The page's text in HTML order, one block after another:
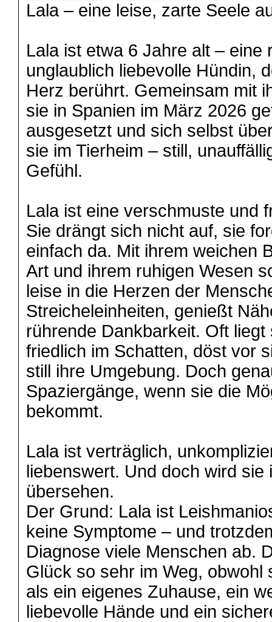
Lala – eine leise, zarte Seele
Lala ist etwa 6 Jahre alt – eine
unglaublich liebevolle Hündin,
Herz berührt. Gemeinsam mit
sie in Spanien im März 2026
ausgesetzt und sich selbst
sie im Tierheim – still,
Gefühl.
Lala ist eine verschmuste und
Sie drängt sich nicht auf, sie
einfach da. Mit ihrem weichen
Art und ihrem ruhigen Wesen
leise in die Herzen der
Streicheleinheiten, genießt
rührende Dankbarkeit. Oft
friedlich im Schatten, döst vor
still ihre Umgebung. Doch
Spaziergänge, wenn sie die
bekommt.
Lala ist verträglich,
liebenswert. Und doch wird sie
übersehen.
Der Grund: Lala ist
keine Symptome – und
Diagnose viele Menschen ab.
Glück so sehr im Weg, obwohl
als ein eigenes Zuhause, ein
liebevolle Hände und ein